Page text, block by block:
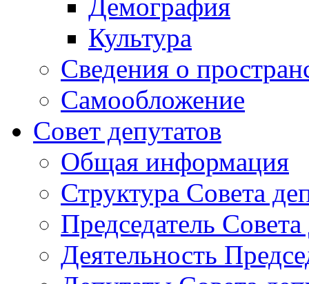
Демография
Культура
Сведения о
Самообложение
Совет депутатов
Общая информация
Структура Совета
Председатель Совета
Деятельность